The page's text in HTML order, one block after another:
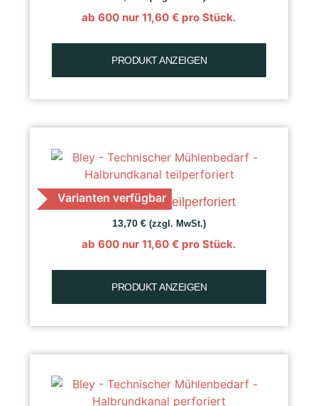
ab 600 nur 11,60 € pro Stück.
PRODUKT ANZEIGEN
Varianten verfügbar
K 30 Getreide, teilperforiert
13,70 € (zzgl. MwSt.)
ab 600 nur 11,60 € pro Stück.
PRODUKT ANZEIGEN